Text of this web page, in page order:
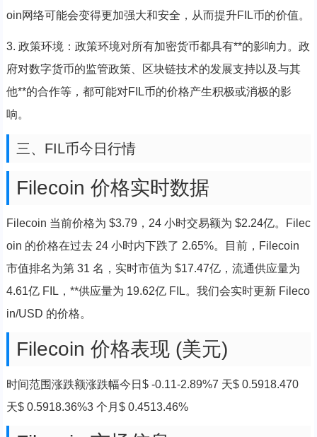
oin网络可能会变得更加强大和安全，从而提升FIL币的价值。
3. 政策环境：政策环境对所有加密货币都具有**的影响力。政
府对数字货币的监管政策、区块链技术的发展支持以及与其
他**的合作等，都可能对FIL币的价格产生积极或消极的影
响。
三、FIL币今日行情
Filecoin 价格实时数据
Filecoin 当前价格为 $3.79，24 小时交易额为 $2.24亿。Filec
oin 的价格在过去 24 小时内下跌了 2.65%。目前，Filecoin
市值排名为第 31 名，实时市值为 $17.47亿，流通供应量为
4.61亿 FIL，**供应量为 19.62亿 FIL。我们会实时更新 Fileco
in/USD 的价格。
Filecoin 价格表现 (美元)
时间范围涨跌额涨跌幅今日$ -0.11-2.89%7 天$ 0.5918.470
天$ 0.5918.36%3 个月$ 0.4513.46%